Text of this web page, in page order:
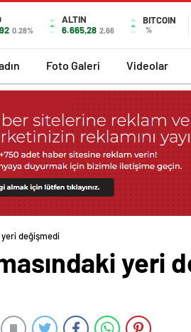
0.28%
ALTIN
6.665,28 2,66
BITCOIN
%
Foto Galeri Videolar
yeri değişmedi
yeri